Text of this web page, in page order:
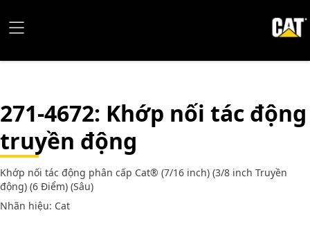
271-4672: Khớp nối tác động
truyền động
Khớp nối tác động phân cấp Cat® (7/16 inch) (3/8 inch Truyền
động) (6 Điểm) (Sâu)
Nhãn hiệu: Cat